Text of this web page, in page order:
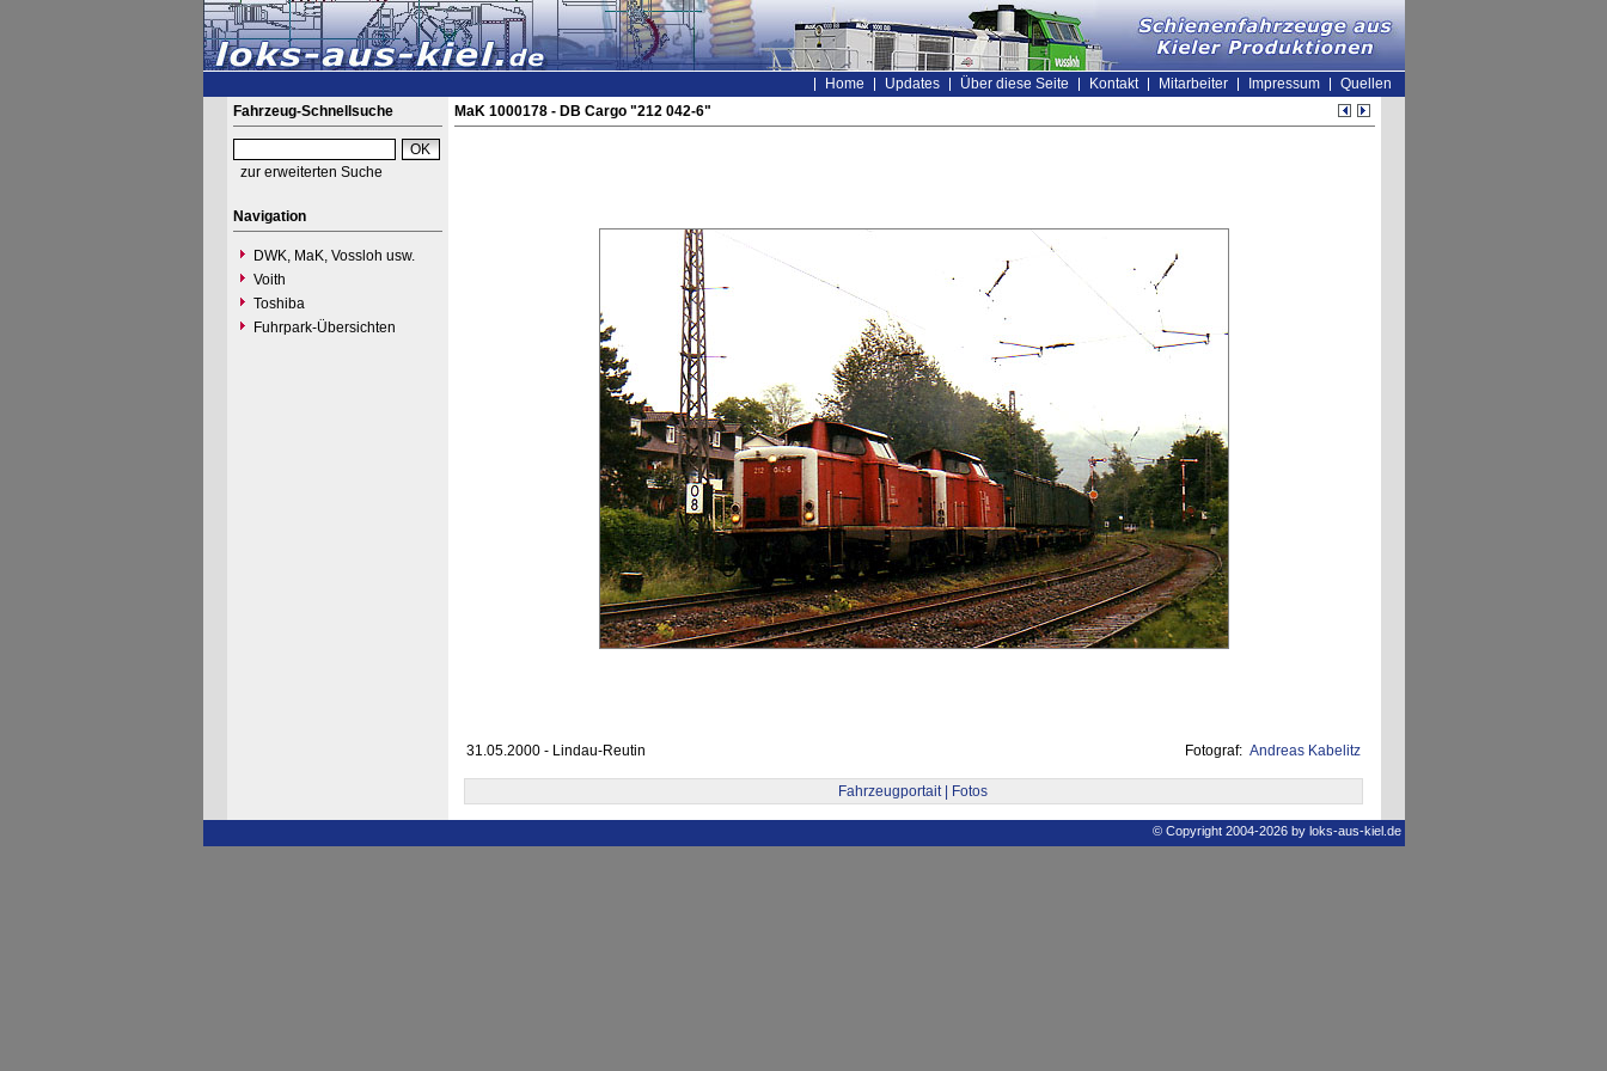
Home Updates Über diese Seite Kontakt Mitarbeiter Impressum
Quellen
Fahrzeug-Schnellsuche
zur erweiterten Suche
Navigation
DWK, MaK, Vossloh usw.
Voith
Toshiba
Fuhrpark-Übersichten
MaK 1000178 - DB Cargo "212 042-6"
31.05.2000 - Lindau-Reutin Fotograf: Andreas Kabelitz
Fahrzeugportait | Fotos
© Copyright 2004-2026 by loks-aus-kiel.de